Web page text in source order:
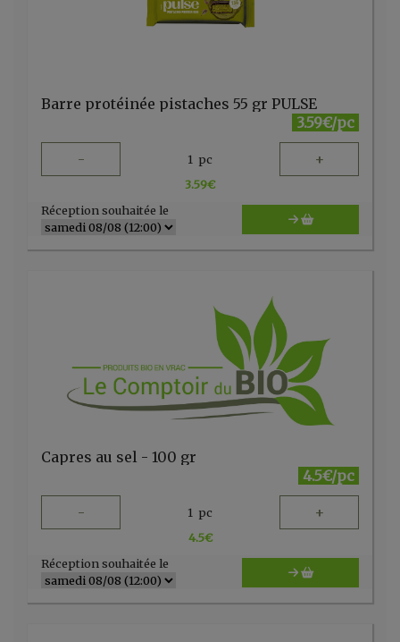
Barre protéinée pistaches 55 gr PULSE
3.59€/pc
- 1 pc +
3.59€
Réception souhaitée le
Capres au sel - 100 gr
4.5€/pc
- 1 pc +
4.5€
Réception souhaitée le